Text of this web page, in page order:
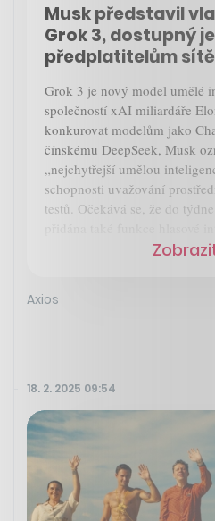
Musk představil
Grok 3, dostupný
předplatitelům
Grok 3 je nový model umělé
společností xAI miliardáře
konkurovat modelům jako
čínskému DeepSeek, Musk
„nejchytřejší umělou
schopnosti uvažování
testů. Očekává se, že do
Axios
18. 2. 2025 09:54